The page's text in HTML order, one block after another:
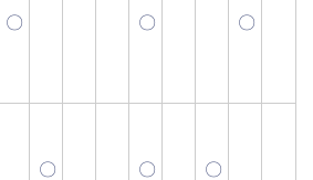
〇 〇 〇
〇 〇 〇